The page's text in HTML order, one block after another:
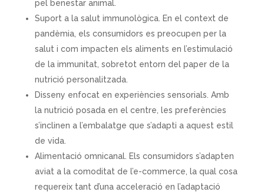
pel benestar animal.
Suport a la salut immunològica. En el context de
pandèmia, els consumidors es preocupen per la
salut i com impacten els aliments en l’estimulació
de la immunitat, sobretot entorn del paper de la
nutrició personalitzada.
Disseny enfocat en experiències sensorials. Amb
la nutrició posada en el centre, les preferències
s’inclinen a l’embalatge que s’adapti a aquest estil
de vida.
Alimentació omnicanal. Els consumidors s’adapten
aviat a la comoditat de l’e-commerce, la qual cosa
requereix tant d’una acceleració en l’adaptació